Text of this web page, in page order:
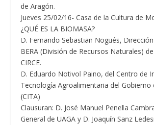
de Aragón.
Jueves 25/02/16- Casa de la Cultura de
¿QUÉ ES LA BIOMASA?
D. Fernando Sebastian Nogués,
BERA (División de Recursos Naturales)
CIRCE.
D. Eduardo Notivol Paino, del Centro de
Tecnología Agroalimentaria del Gobierno
(CITA)
Clausuran: D. José Manuel Penella
General de UAGA y D. Joaquín Sanz